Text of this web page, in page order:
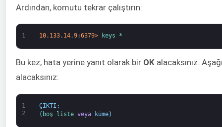
Ardından, komutu tekrar çalıştırın:
1 10.133.14.9:6379> keys *
Bu kez, hata yerine yanıt olarak bir OK alacaksınız.
alacaksınız:
1
2
ÇIKTI :
( boş liste veya küme)